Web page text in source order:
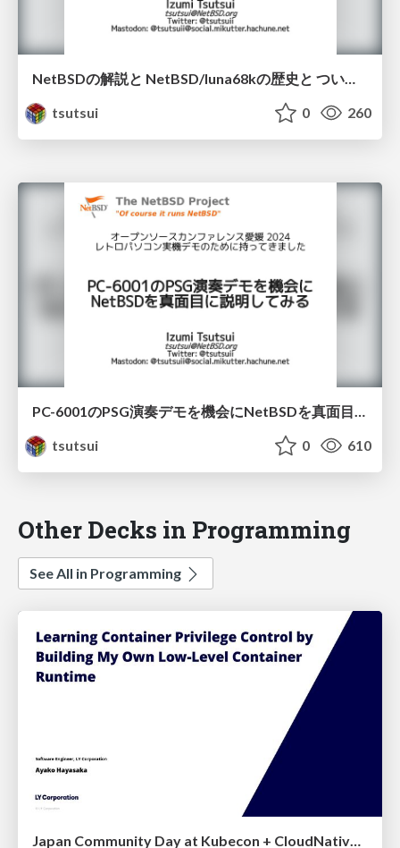
NetBSDの解説と NetBSD/luna68kの歴史と ついでにPC-6001展示 / OSC2025Tokyo-spring
tsutsui
0 260
PC-6001のPSG演奏デモを機会にNetBSDを真面目に説明してみる / OSC2024Ehime
tsutsui
0 610
Other Decks in Programming
See All in Programming